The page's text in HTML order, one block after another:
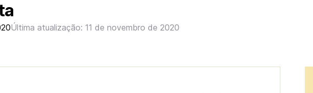
Última atualização: 11 de novembro de 2020